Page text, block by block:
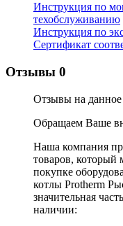
Инструкция по
техобслуживанию
Инструкция по
Сертификат
Отзывы 0
Отзывы на данное
Обращаем Ваше
Наша компания
товаров, который
покупке
котлы Protherm
значительная
наличии: